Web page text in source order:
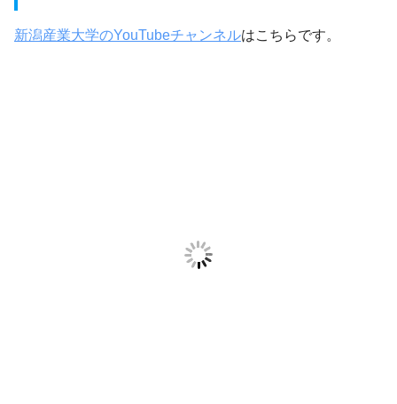
新潟産業大学のYouTubeチャンネルはこちらです。